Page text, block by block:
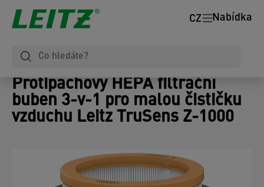
Nabídka
CZ
Protipachový HEPA filtrační
buben 3-v-1 pro malou čističku
vzduchu Leitz TruSens Z-1000